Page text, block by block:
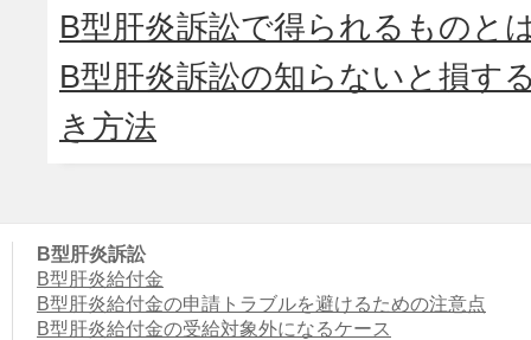
B型肝炎訴訟で得られるものと
B型肝炎訴訟の知らないと損す
き方法
B型肝炎訴訟
B型肝炎給付金
B型肝炎給付金の申請トラブルを避けるための注意点
B型肝炎給付金の受給対象外になるケース